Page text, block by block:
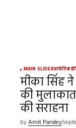
MAIN SLIDERप्रादेशिक
मीका सिंह
की मुलाकात,
की सराहना
byAmit Pandey